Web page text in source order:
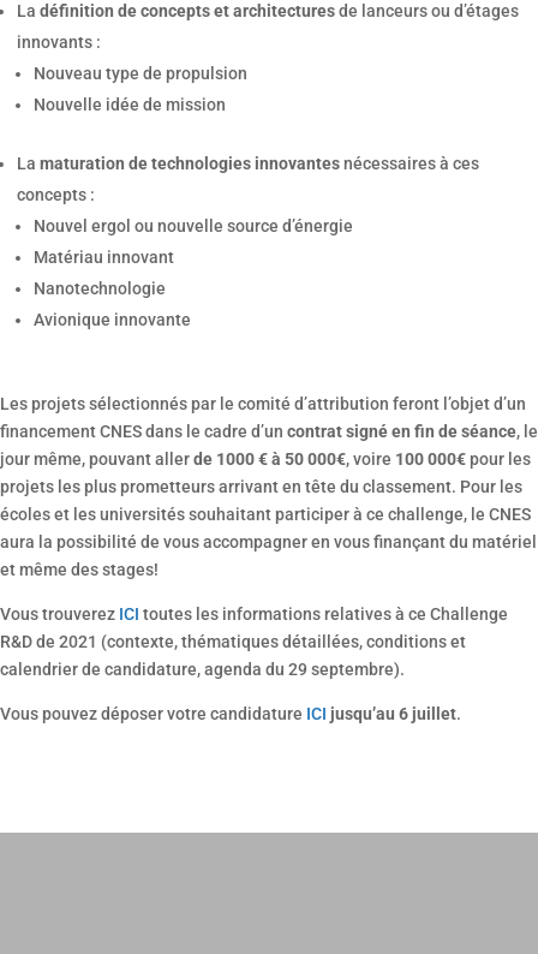
La définition de concepts et architecturesde lanceurs ou d’étages
innovants :
Nouveau type de propulsion
Nouvelle idée de mission
La maturation de technologies innovantesnécessaires à ces
concepts :
Nouvel ergol ou nouvelle source d’énergie
Matériau innovant
Nanotechnologie
Avionique innovante
Les projets sélectionnés par le comité d’attribution feront l’objet d’un
financement CNES dans le cadre d’un contrat signé en fin de séance, le
jour même, pouvant allerde 1000 € à 50 000€, voire 100 000€ pour les
projets les plus prometteurs arrivant en tête du classement. Pour les
écoles et les universités souhaitant participer à ce challenge, le CNES
aura la possibilité de vous accompagner en vous finançant du matériel
et même des stages!
Vous trouverez ICI toutes les informations relatives à ce Challenge
R&D de 2021 (contexte, thématiques détaillées, conditions et
calendrier de candidature, agenda du 29 septembre).
Vous pouvez déposer votre candidature ICI jusqu’au 6 juillet.